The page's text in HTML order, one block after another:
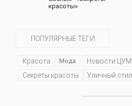
красоты»
ПОПУЛЯРНЫЕ ТЕГИ
Красота Мода
Новости ЦУМ
Секреты красоты
Уличный